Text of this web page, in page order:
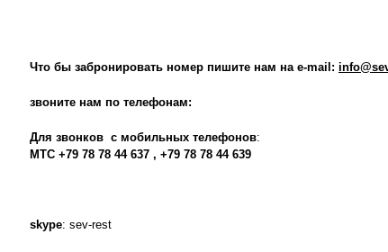
Что бы забронировать номер пишите нам на e-mail:
звоните нам по телефонам:
Для звонков с мобильных телефонов:
МТС +79 78 78 44 637 , +79 78 78 44 639
skype: sev-rest